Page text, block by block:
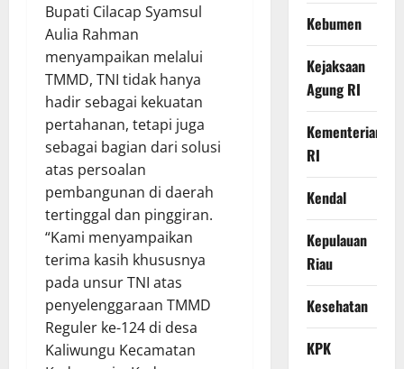
Bupati Cilacap Syamsul
Aulia Rahman
menyampaikan melalui
TMMD, TNI tidak hanya
hadir sebagai kekuatan
pertahanan, tetapi juga
sebagai bagian dari solusi
atas persoalan
pembangunan di daerah
tertinggal dan pinggiran.
“Kami menyampaikan
terima kasih khususnya
pada unsur TNI atas
penyelenggaraan TMMD
Reguler ke-124 di desa
Kaliwungu Kecamatan
Kebumen
Kejaksaan
Agung RI
Kementerian
RI
Kendal
Kepulauan
Riau
Kesehatan
KPK